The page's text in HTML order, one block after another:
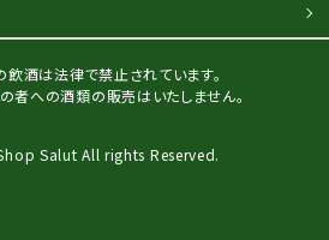
酒は法律で禁止されています。
者への酒類の販売はいたしません。
Salut All rights Reserved.